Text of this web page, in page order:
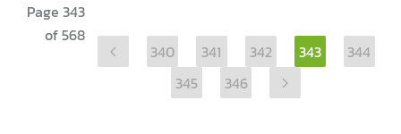
Page 343
of 568
340 341 342 343
344
345
346